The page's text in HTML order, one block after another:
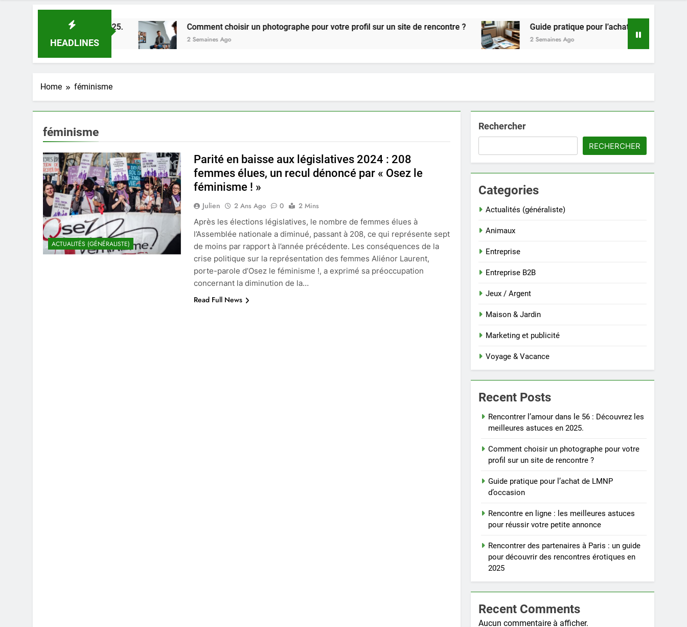
HEADLINES
astuces en 2025. Comment choisir un photographe pour votre profil sur un site de rencontre ?
2 Semaines Ago
Guide pratique pour l’achat de LMNP d’occasion
2 Semaines Ago
Home féminisme
féminisme
ACTUALITÉS (GÉNÉRALISTE)
Parité en baisse aux législatives 2024 : 208
femmes élues, un recul dénoncé par « Osez le
féminisme ! »
Julien 2 Ans Ago 0
2 Mins
Après les élections législatives, le nombre de femmes élues à
l’Assemblée nationale a diminué, passant à 208, ce qui représente sept
de moins par rapport à l’année précédente. Les conséquences de la
crise politique sur la représentation des femmes Aliénor Laurent,
porte-parole d’Osez le féminisme !, a exprimé sa préoccupation
concernant la diminution de la…
Read Full News
Rechercher
RECHERCHER
Categories
Actualités (généraliste)
Animaux
Entreprise
Entreprise B2B
Jeux / Argent
Maison & Jardin
Marketing et publicité
Voyage & Vacance
Recent Posts
Rencontrer l’amour dans le 56 : Découvrez les
meilleures astuces en 2025.
Comment choisir un photographe pour votre
profil sur un site de rencontre ?
Guide pratique pour l’achat de LMNP
d’occasion
Rencontre en ligne : les meilleures astuces
pour réussir votre petite annonce
Rencontrer des partenaires à Paris : un guide
pour découvrir des rencontres érotiques en
2025
Recent Comments
Aucun commentaire à afficher.